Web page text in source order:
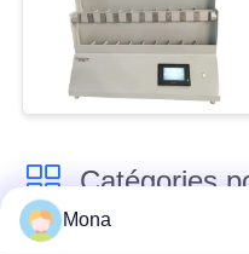
Catégories
Mona